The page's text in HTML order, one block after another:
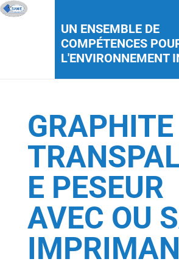
UN ENSEMBLE DE
COMPÉTENCES
L'ENVIRONNEMENT
GRAPHITE
E PESEUR
AVEC OU